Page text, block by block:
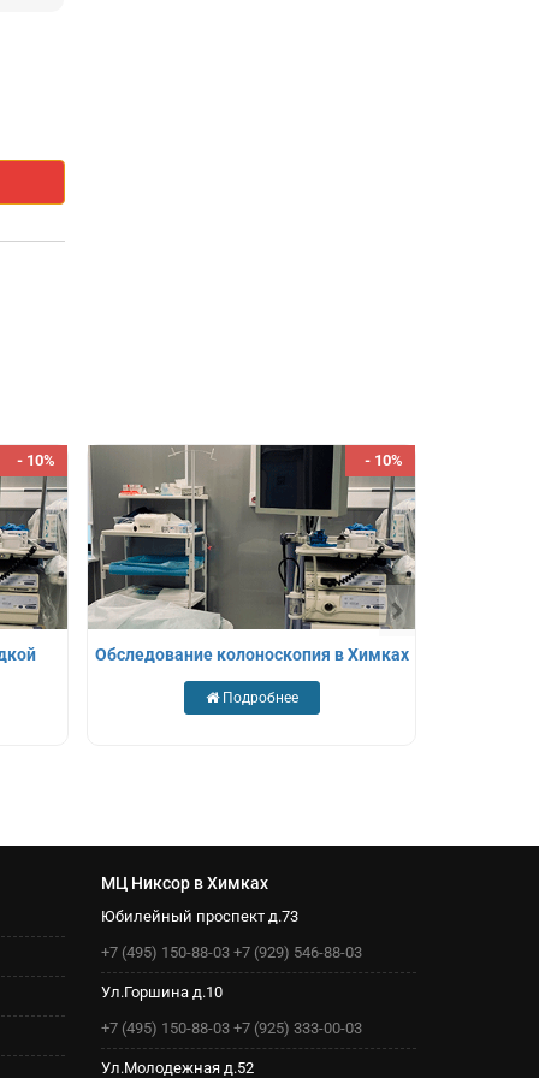
- 10% - 10%
Обследование колоноскопия в Химках
Подробнее
МЦ Никсор в Химках
Юбилейный проспект д.73
+7 (495) 150-88-03 +7 (929) 546-88-03
Ул.Горшина д.10
+7 (495) 150-88-03 +7 (925) 333-00-03
Ул.Молодежная д.52